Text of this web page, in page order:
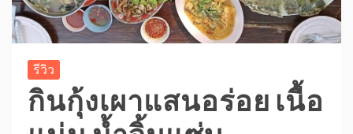
รีวิว
กินกุ้งเผาแสนอร่อย เนื้อ